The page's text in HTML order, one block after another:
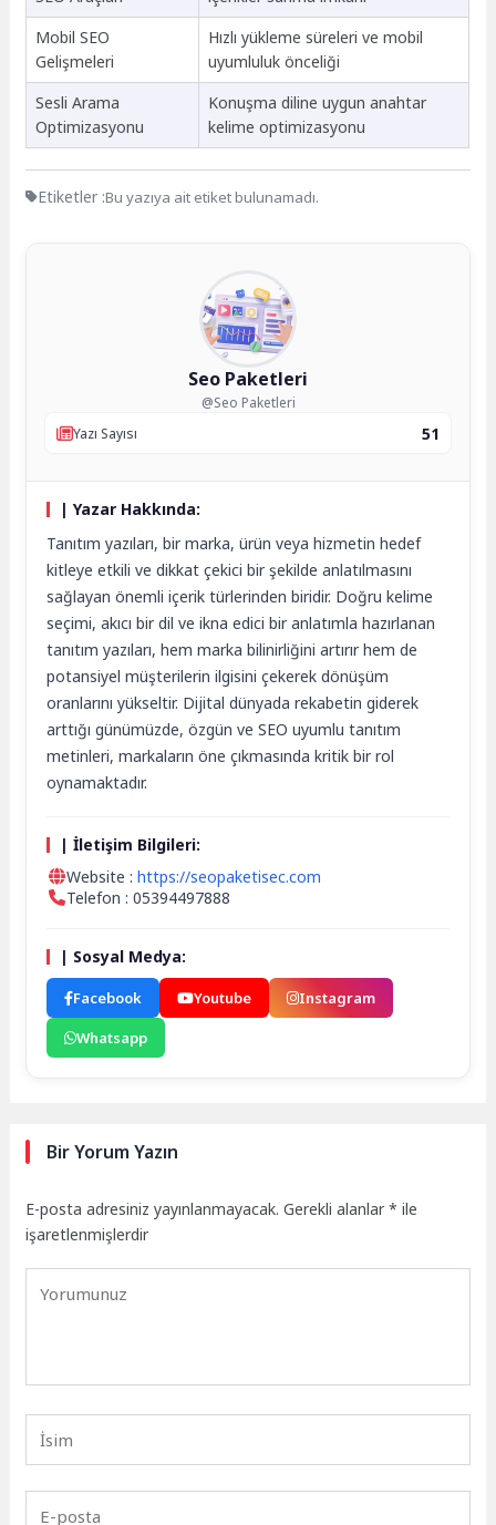
Mobil SEO
Gelişmeleri
Hızlı yükleme süreleri ve mobil
uyumluluk önceliği
Sesli Arama
Optimizasyonu
Konuşma diline uygun anahtar
kelime optimizasyonu
Etiketler :Bu yazıya ait etiket bulunamadı.
Seo Paketleri
@Seo Paketleri
Yazı Sayısı
51
| Yazar Hakkında:
Tanıtım yazıları, bir marka, ürün veya hizmetin hedef
kitleye etkili ve dikkat çekici bir şekilde anlatılmasını
sağlayan önemli içerik türlerinden biridir. Doğru kelime
seçimi, akıcı bir dil ve ikna edici bir anlatımla hazırlanan
tanıtım yazıları, hem marka bilinirliğini artırır hem de
potansiyel müşterilerin ilgisini çekerek dönüşüm
oranlarını yükseltir. Dijital dünyada rekabetin giderek
arttığı günümüzde, özgün ve SEO uyumlu tanıtım
metinleri, markaların öne çıkmasında kritik bir rol
oynamaktadır.
| İletişim Bilgileri:
Website :https://seopaketisec.com
Telefon : 05394497888
| Sosyal Medya:
Facebook Youtube
Instagram
Whatsapp
Bir Yorum Yazın
E-posta adresiniz yayınlanmayacak. Gerekli alanlar* ile
işaretlenmişlerdir